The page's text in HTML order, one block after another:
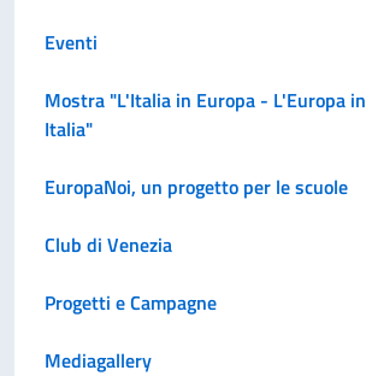
Eventi
Mostra "L'Italia in Europa - L'Europa in
Italia"
EuropaNoi, un progetto per le scuole
Club di Venezia
Progetti e Campagne
Mediagallery